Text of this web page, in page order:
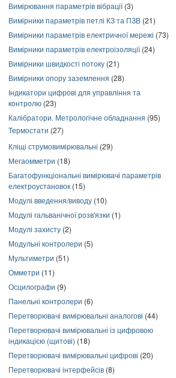
Вимірювання параметрів вібрації(3)
Вимірники параметрів петлі КЗ та ПЗВ (21)
Вимірники параметрів електричної мережі (73)
Вимірники параметрів електроізоляції(24)
Вимірники швидкості потоку (21)
Вимірники опору заземлення (28)
Індикатори цифрові для управління та
контролю (23)
Калібратори. Метрологічне обладнання (95)
Термостати (27)
Кліщі струмовимірювальні (29)
Мегаомметри (18)
Багатофункціональні вимірювачі параметрів
електроустановок (15)
Модулі введення/виводу (10)
Модулі гальванічної розв'язки (1)
Модулі захисту (2)
Модульні контролери (5)
Мультиметри (51)
Омметри (11)
Осцилографи (9)
Панельні контролери (6)
Перетворювачі вимірювальні аналогові (44)
Перетворювачі вимірювальні із цифровою
індикацією (щитові) (18)
Перетворювачі вимірювальні цифрові (20)
Перетворювачі інтерфейсів (8)